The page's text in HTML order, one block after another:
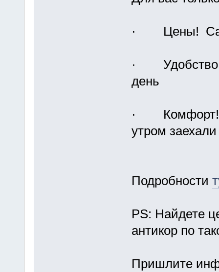
· Цены!
· Удобство!
день
· Комфорт!
утром
Подробности
PS: Найдете
антикор по
Пришлите